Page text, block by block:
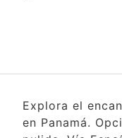
Explora el
en Panamá.